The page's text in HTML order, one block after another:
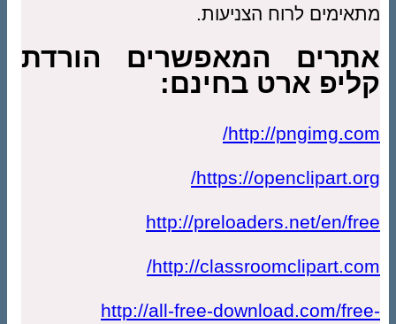
מתאימים לרוח הצניעות.
אתרים המאפשרים הורדת
קליפ ארט בחינם:
http://pngimg.com/
https://openclipart.org/
http://preloaders.net/en/free
http://classroomclipart.com/
http://all-free-download.com/free-